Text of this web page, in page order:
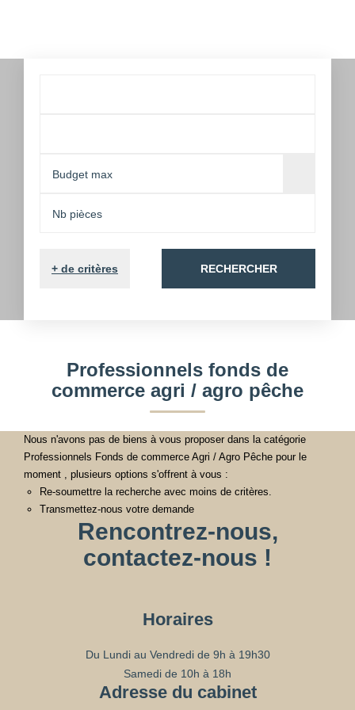
+ de critères RECHERCHER
Professionnels fonds de
commerce agri / agro pêche
Nous n'avons pas de biens à vous proposer dans la catégorie
Professionnels Fonds de commerce Agri / Agro Pêche pour le
moment , plusieurs options s'offrent à vous :
Re-soumettre la recherche avec moins de critères.
Transmettez-nous votre demande
Rencontrez-nous,
contactez-nous !
Horaires
Du Lundi au Vendredi de 9h à 19h30
Samedi de 10h à 18h
Adresse du cabinet